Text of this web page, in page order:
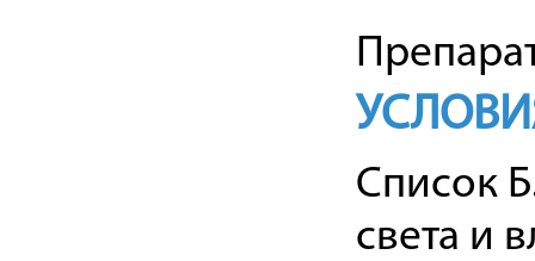
Список
света и